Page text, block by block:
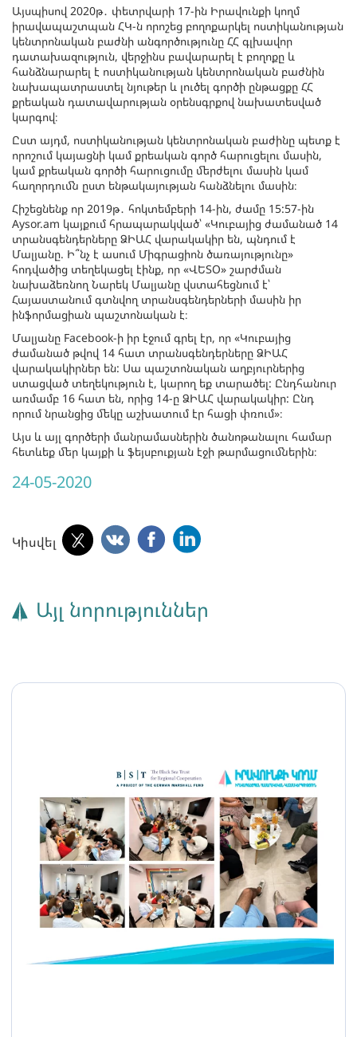
Այսպիսով 2020թ․ փետրվարի 17-ին Իրավունքի կողմ
իրավապաշտպան ՀԿ-ն որոշեց բողոքարկել ոստիկանության
կենտրոնական բաժնի անգործությունը ՀՀ գլխավոր
դատախազություն, վերջինս բավարարել է բողոքը և
հանձնարարել է ոստիկանության կենտրոնական բաժնին
նախապատրաստել նյութեր և լուծել գործի ընթացքը ՀՀ
քրեական դատավարության օրենսգրքով նախատեսված
կարգով։
Ըստ այդմ, ոստիկանության կենտրոնական բաժինը պետք է
որոշում կայացնի կամ քրեական գործ հարուցելու մասին,
կամ քրեական գործի հարուցումը մերժելու մասին կամ
հաղորդումն ըստ ենթակայության հանձնելու մասին։
Հիշեցնենք որ 2019թ․ հոկտեմբերի 14-ին, ժամը 15:57-ին
Aysor.am կայքում հրապարակված՝ «Կուբայից ժամանած 14
տրանսգենդերները ՁԻԱՀ վարակակիր են, պնդում է
Մալյանը. Ի՞նչ է ասում Միգրացիոն ծառայությունը»
հոդվածից տեղեկացել էինք, որ «ՎԵՏՕ» շարժման
նախաձեռնող Նարեկ Մալյանը վստահեցնում է՝
Հայաստանում գտնվող տրանսգենդերների մասին իր
ինֆորմացիան պաշտոնական է։
Մալյանը Facebook-ի իր էջում գրել էր, որ «Կուբայից
ժամանած թվով 14 հատ տրանսգենդերները ՁԻԱՀ
վարակակիրներ են: Սա պաշտոնական աղբյուրներից
ստացված տեղեկություն է, կարող եք տարածել: Ընդհանուր
առմամբ 16 հատ են, որից 14-ը ՁԻԱՀ վարակակիր: Ընդ
որում նրանցից մեկը աշխատում էր հացի փռում»։
Այս և այլ գործերի մանրամասներին ծանոթանալու համար
հետևեք մեր կայքի և ֆեյսբուքյան էջի թարմացումներին։
24-05-2020
Կիսվել
Այլ նորություններ